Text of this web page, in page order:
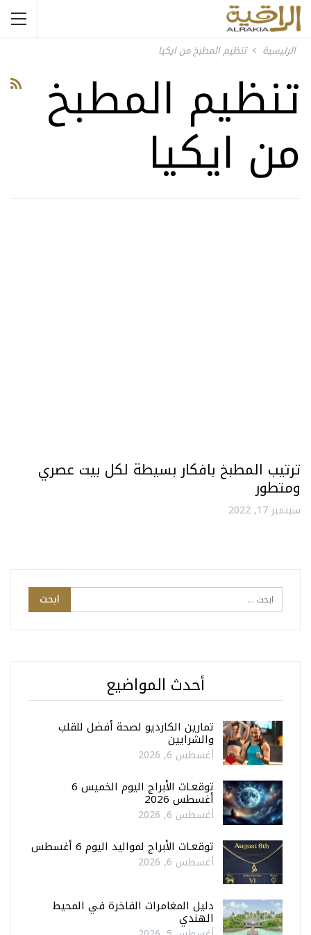
الرئيسية تنظيم المطبخ من ايكيا
تنظيم المطبخ
من ايكيا
ترتيب المطبخ بافكار بسيطة لكل بيت عصري
ومتطور
سبتمبر 17, 2022
أحدث المواضيع
تمارين الكارديو لصحة أفضل للقلب
والشرايين
أغسطس 6, 2026
توقعـات الأبراج اليوم الخميس 6
أغسطس 2026
أغسطس 6, 2026
توقعـات الأبراج لمواليد اليوم 6 أغسطس
أغسطس 6, 2026
دليل المغامرات الفاخرة في المحيط
الهندي